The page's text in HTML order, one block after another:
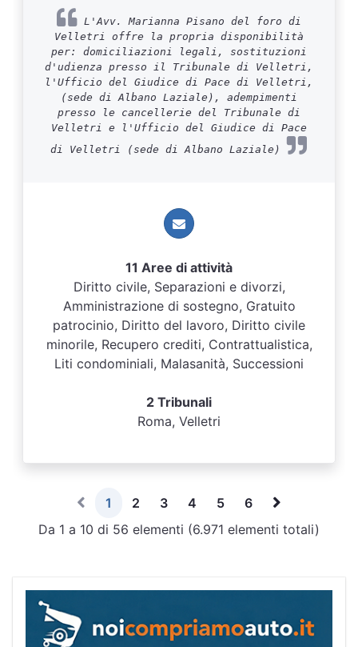
L'Avv. Marianna Pisano del foro di
Velletri offre la propria disponibilità
per: domiciliazioni legali, sostituzioni
d'udienza presso il Tribunale di Velletri,
l'Ufficio del Giudice di Pace di Velletri,
(sede di Albano Laziale), adempimenti
presso le cancellerie del Tribunale di
Velletri e l'Ufficio del Giudice di Pace
di Velletri (sede di Albano Laziale)
11 Aree di attività
Diritto civile, Separazioni e divorzi,
Amministrazione di sostegno, Gratuito
patrocinio, Diritto del lavoro, Diritto civile
minorile, Recupero crediti, Contrattualistica,
Liti condominiali, Malasanità, Successioni
2 Tribunali
Roma, Velletri
1 2 3 4 5
6
Da 1 a 10 di 56 elementi (6.971 elementi totali)